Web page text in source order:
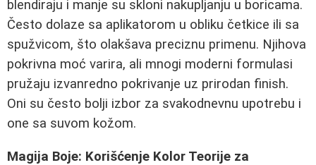
blendiraju i manje su skloni nakupljanju u boricama.
Često dolaze sa aplikatorom u obliku četkice ili sa
spužvicom, što olakšava preciznu primenu. Njihova
pokrivna moć varira, ali mnogi moderni formulasi
pružaju izvanredno pokrivanje uz prirodan finish.
Oni su često bolji izbor za svakodnevnu upotrebu i
one sa suvom kožom.
Magija Boje: Korišćenje Kolor Teorije za